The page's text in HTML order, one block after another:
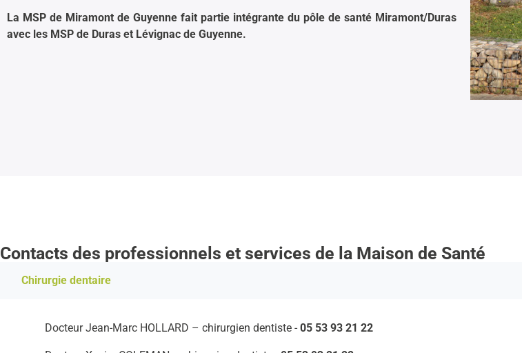
La MSP de Miramont de Guyenne fait partie intégrante du pôle de santé Miramont/Duras
avec les MSP de Duras et Lévignac de Guyenne.
Contacts des professionnels et services de la Maison de Santé
Chirurgie dentaire
Docteur Jean-Marc HOLLARD – chirurgien dentiste - 05 53 93 21 22